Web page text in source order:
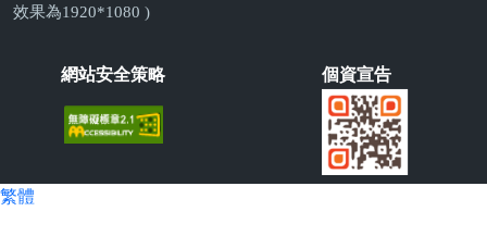
效果為1920*1080 )
網站安全策略 個資宣告
繁體